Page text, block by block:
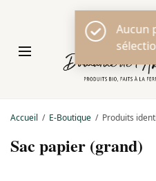
Accueil / E-Boutique / Produits
Sac papier (grand)